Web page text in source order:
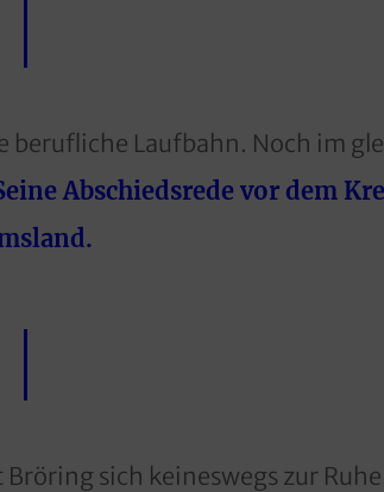
berufliche Laufbahn. Noch im
Abschiedsrede vor dem
Bröring sich keineswegs zur